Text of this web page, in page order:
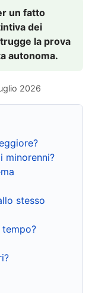
un fatto
dei
la prova
autonoma.
2026
minorenni?
stesso
tempo?